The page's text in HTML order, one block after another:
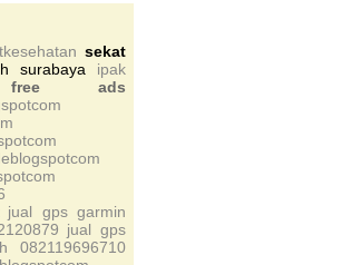
sekat
surabaya
ipak
free ads
jual gps garmin
jual gps
082119696710